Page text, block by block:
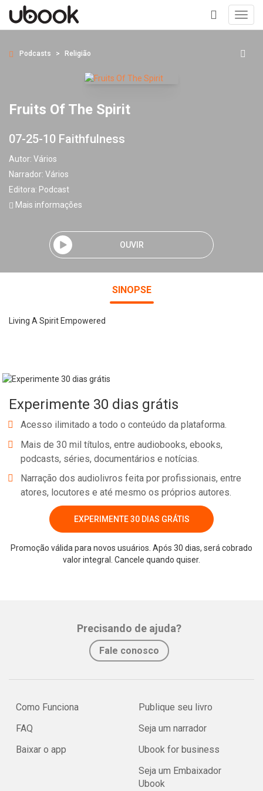
+
Podcasts Religião
Fruits Of The Spirit
07-25-10 Faithfulness
Autor: Vários
Narrador: Vários
Editora: Podcast
Mais informações
OUVIR
SINOPSE
Living A Spirit Empowered
Experimente 30 dias grátis
Acesso ilimitado a todo o conteúdo da plataforma.
Mais de 30 mil títulos, entre audiobooks, ebooks,
podcasts, séries, documentários e notícias.
Narração dos audiolivros feita por profissionais, entre
atores, locutores e até mesmo os próprios autores.
EXPERIMENTE 30 DIAS GRÁTIS
Promoção válida para novos usuários. Após 30 dias, será cobrado
valor integral. Cancele quando quiser.
Precisando de ajuda?
Fale conosco
Como Funciona
FAQ
Baixar o app
Publique seu livro
Seja um narrador
Ubook for business
Seja um Embaixador
Ubook